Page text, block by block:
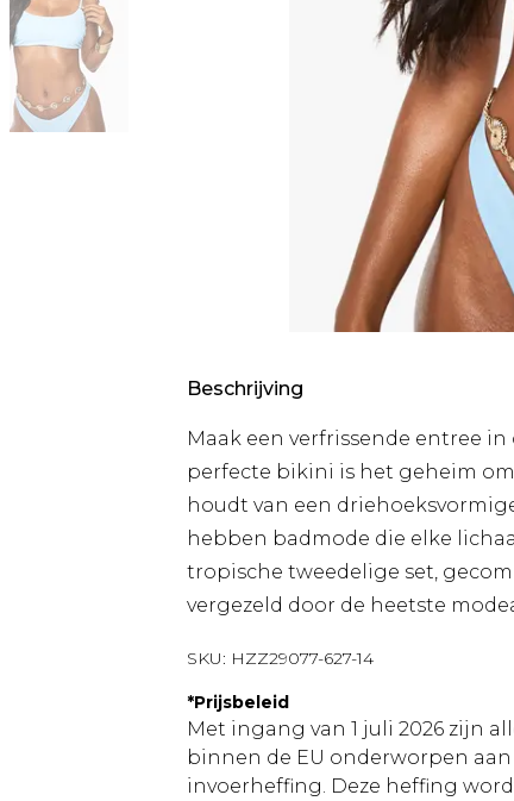
Beschrijving
Maak een verfrissende entree
perfecte bikini is het geheim
houdt van een
hebben badmode die elke
tropische tweedelige set,
vergezeld door de heetste
SKU: HZZ29077-627-14
*Prijsbeleid
Met ingang van 1 juli 2026 zijn
binnen de EU onderworpen
invoerheffing. Deze heffing